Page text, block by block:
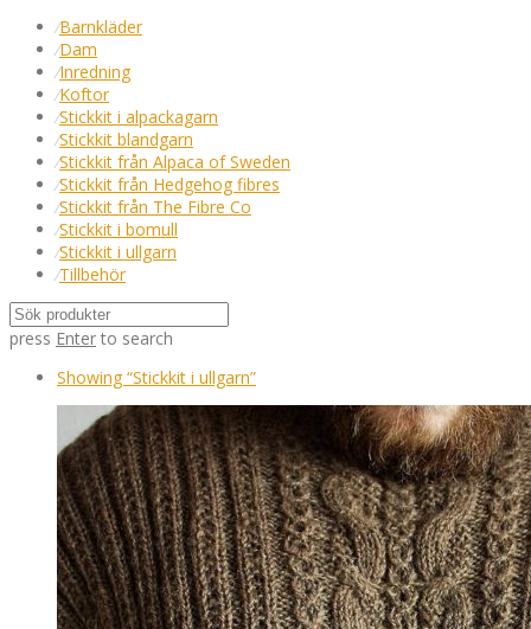
⁄Barnkläder
⁄Dam
⁄Inredning
⁄Koftor
⁄Stickkit i alpackagarn
⁄Stickkit blandgarn
⁄Stickkit från Alpaca of Sweden
⁄Stickkit från Hedgehog fibres
⁄Stickkit från The Fibre Co
⁄Stickkit i bomull
⁄Stickkit i ullgarn
⁄Tillbehör
press Enter to search
Showing “Stickkit i ullgarn”